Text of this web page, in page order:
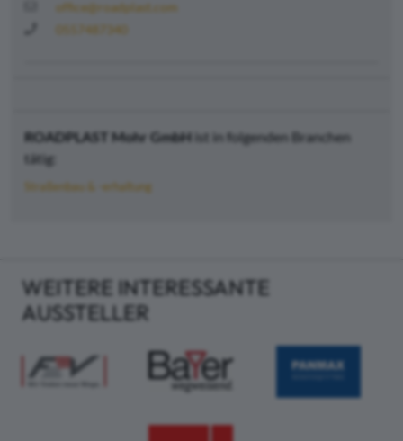
office@roadplast.com
0557487340
ROADPLAST Mohr GmbH ist in folgenden Branchen
tätig:
Straßenbau & -erhaltung
WEITERE INTERESSANTE
AUSSTELLER